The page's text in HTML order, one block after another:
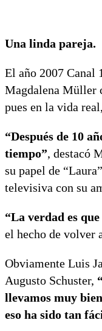
Una linda pareja.
El año 2007 Canal
Magdalena Müller
pues en la vida
“Después de 10
tiempo”, destacó
su papel de
televisiva con su
“La verdad es
el hecho de volver
Obviamente Luis
Augusto Schuster,
llevamos muy
eso ha sido tan